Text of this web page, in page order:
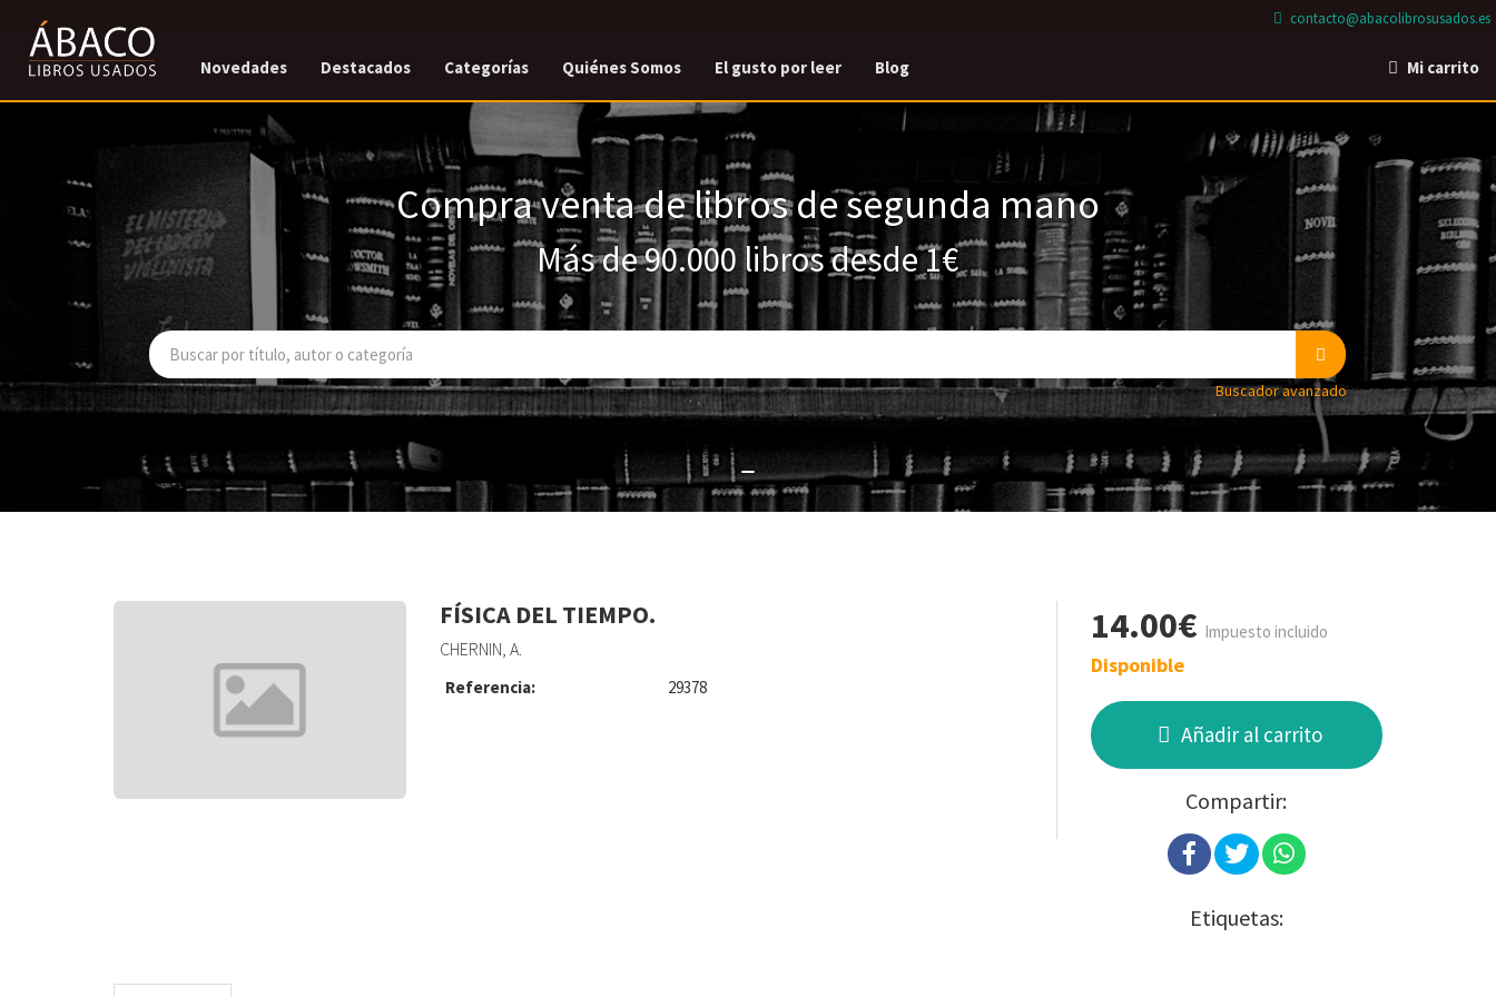
contacto@abacolibrosusados.es
Novedades Destacados Categorías Quiénes Somos El gusto por leer Blog Mi carrito
Compra venta de libros de segunda mano
Más de 90.000 libros desde 1€
Buscador avanzado
FÍSICA DEL TIEMPO.
CHERNIN, A.
Referencia: 29378
14.00€ Impuesto incluido
Disponible
Añadir al carrito
Compartir:
Etiquetas: